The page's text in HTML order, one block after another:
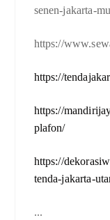
senen-jakarta-
https://
https://
https://
plafon/
https://
tenda-jakarta-
...